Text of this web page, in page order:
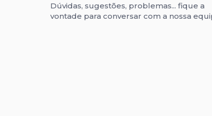
Dúvidas, sugestões, problemas... fique a
vontade para conversar com a nossa